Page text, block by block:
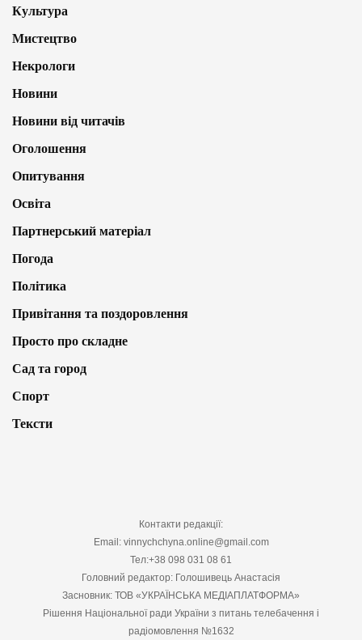
Культура
Мистецтво
Некрологи
Новини
Новини від читачів
Оголошення
Опитування
Освіта
Партнерський матеріал
Погода
Політика
Привітання та поздоровлення
Просто про складне
Сад та город
Спорт
Тексти
Контакти редакції:
Email: vinnychchyna.online@gmail.com
Тел:+38 098 031 08 61
Головний редактор: Голошивець Анастасія
Засновник: ТОВ «УКРАЇНСЬКА МЕДІАПЛАТФОРМА»
Рішення Національної ради України з питань телебачення і
радіомовлення №1632